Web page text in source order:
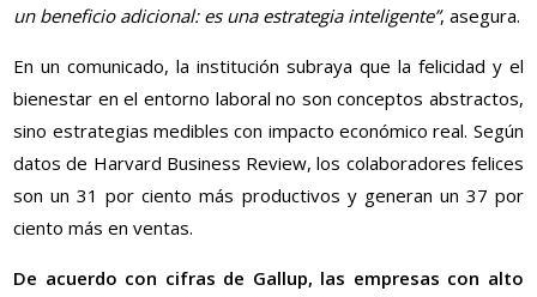
un beneficio adicional: es una estrategia inteligente”, asegura.
En un comunicado, la institución subraya que la felicidad y el
bienestar en el entorno laboral no son conceptos abstractos,
sino estrategias medibles con impacto económico real. Según
datos de Harvard Business Review, los colaboradores felices
son un 31 por ciento más productivos y generan un 37 por
ciento más en ventas.
De acuerdo con cifras de Gallup, las empresas con alto